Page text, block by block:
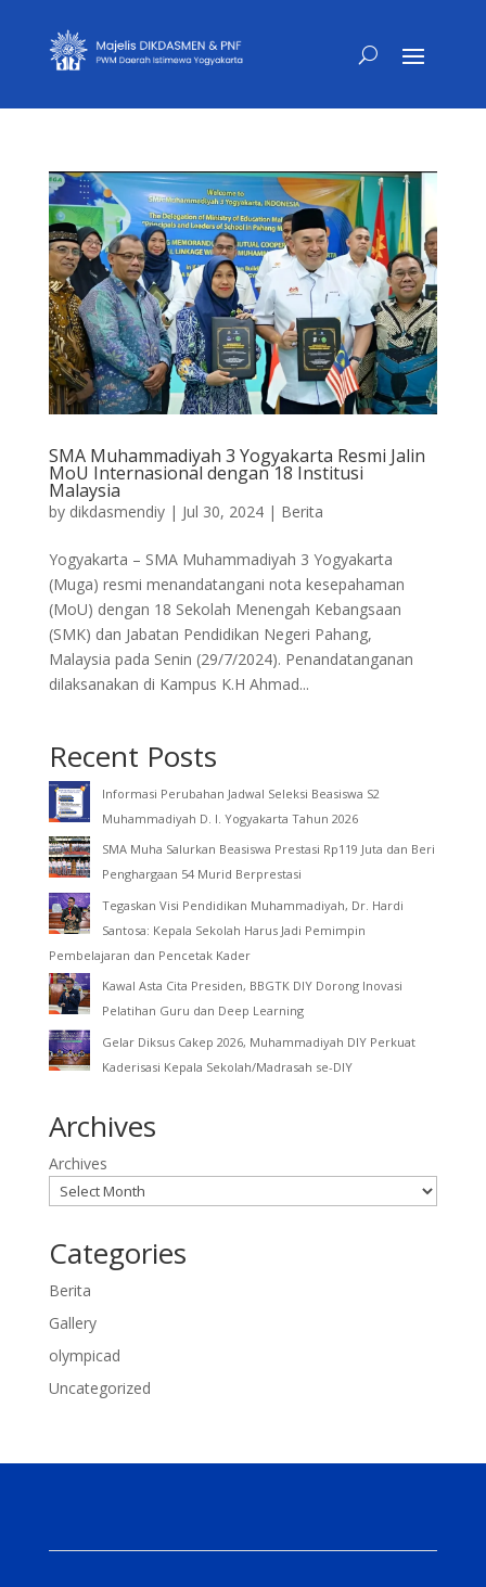
SMA Muhammadiyah 3 Yogyakarta Resmi Jalin
MoU Internasional dengan 18 Institusi
Malaysia
by dikdasmendiy| Jul 30, 2024| Berita
Yogyakarta – SMA Muhammadiyah 3 Yogyakarta
(Muga) resmi menandatangani nota kesepahaman
(MoU) dengan 18 Sekolah Menengah Kebangsaan
(SMK) dan Jabatan Pendidikan Negeri Pahang,
Malaysia pada Senin (29/7/2024). Penandatanganan
dilaksanakan di Kampus K.H Ahmad...
Recent Posts
Informasi Perubahan Jadwal Seleksi Beasiswa S2
Muhammadiyah D. I. Yogyakarta Tahun 2026
SMA Muha Salurkan Beasiswa Prestasi Rp119 Juta dan Beri
Penghargaan 54 Murid Berprestasi
Tegaskan Visi Pendidikan Muhammadiyah, Dr. Hardi
Santosa: Kepala Sekolah Harus Jadi Pemimpin
Pembelajaran dan Pencetak Kader
Kawal Asta Cita Presiden, BBGTK DIY Dorong Inovasi
Pelatihan Guru dan Deep Learning
Gelar Diksus Cakep 2026, Muhammadiyah DIY Perkuat
Kaderisasi Kepala Sekolah/Madrasah se-DIY
Archives
Archives
Categories
Berita
Gallery
olympicad
Uncategorized